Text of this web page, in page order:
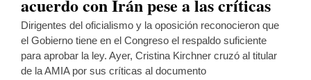
acuerdo con Irán pese a las críticas
Dirigentes del oficialismo y la oposición reconocieron que
el Gobierno tiene en el Congreso el respaldo suficiente
para aprobar la ley. Ayer, Cristina Kirchner cruzó al titular
de la AMIA por sus críticas al documento